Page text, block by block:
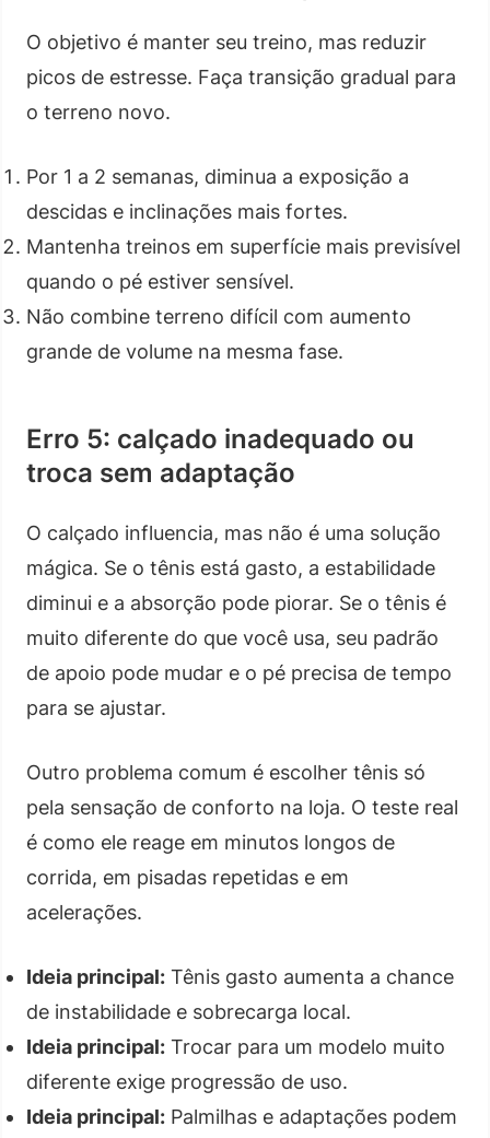
O objetivo é manter seu treino, mas reduzir
picos de estresse. Faça transição gradual para
o terreno novo.
Por 1 a 2 semanas, diminua a exposição a
descidas e inclinações mais fortes.
Mantenha treinos em superfície mais previsível
quando o pé estiver sensível.
Não combine terreno difícil com aumento
grande de volume na mesma fase.
Erro 5: calçado inadequado ou
troca sem adaptação
O calçado influencia, mas não é uma solução
mágica. Se o tênis está gasto, a estabilidade
diminui e a absorção pode piorar. Se o tênis é
muito diferente do que você usa, seu padrão
de apoio pode mudar e o pé precisa de tempo
para se ajustar.
Outro problema comum é escolher tênis só
pela sensação de conforto na loja. O teste real
é como ele reage em minutos longos de
corrida, em pisadas repetidas e em
acelerações.
Ideia principal: Tênis gasto aumenta a chance
de instabilidade e sobrecarga local.
Ideia principal: Trocar para um modelo muito
diferente exige progressão de uso.
Ideia principal: Palmilhas e adaptações podem